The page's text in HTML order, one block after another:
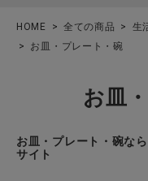
ACCOUNT MENU
HOME 全ての商品 生
お皿・プレート・碗
お皿
お皿・プレート・碗な
サイト